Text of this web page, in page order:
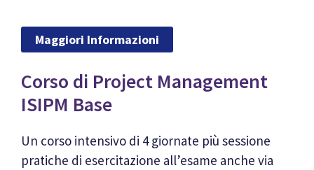
Maggiori Informazioni
Corso di Project Management
ISIPM Base
Un corso intensivo di 4 giornate più sessione
pratiche di esercitazione all’esame anche via